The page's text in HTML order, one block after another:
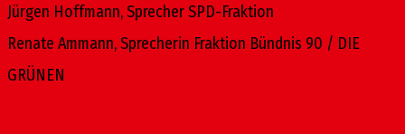
Jürgen Hoffmann, Sprecher SPD-Fraktion
Renate Ammann, Sprecherin Fraktion Bündnis 90 / DIE
GRÜNEN